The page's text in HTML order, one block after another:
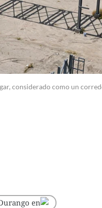
considerado como un
en